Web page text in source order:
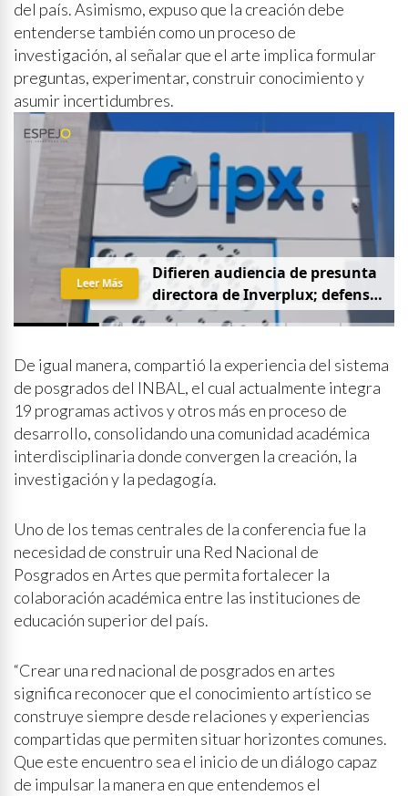
del país. Asimismo, expuso que la creación debe
entenderse también como un proceso de
investigación, al señalar que el arte implica formular
preguntas, experimentar, construir conocimiento y
asumir incertidumbres.
Difieren audiencia de presunta
directora deInverplux; defensa
pidequeseaprivadaysin
Leer Más
De igual manera, compartió la experiencia del sistema
de posgrados del INBAL, el cual actualmente integra
19 programas activos y otros más en proceso de
desarrollo, consolidando una comunidad académica
interdisciplinaria donde convergen la creación, la
investigación y la pedagogía.
Uno de los temas centrales de la conferencia fue la
necesidad de construir una Red Nacional de
Posgrados en Artes que permita fortalecer la
colaboración académica entre las instituciones de
educación superior del país.
“Crear una red nacional de posgrados en artes
significa reconocer que el conocimiento artístico se
construye siempre desde relaciones y experiencias
compartidas que permiten situar horizontes comunes.
Que este encuentro sea el inicio de un diálogo capaz
de impulsar la manera en que entendemos el